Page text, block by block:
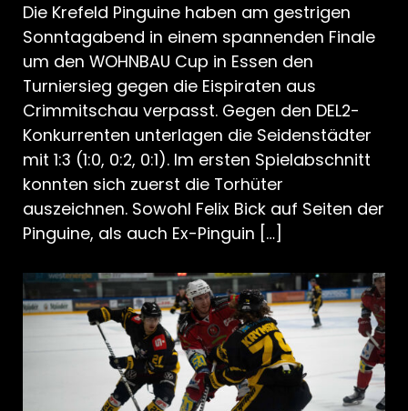
Die Krefeld Pinguine haben am gestrigen
Sonntagabend in einem spannenden Finale
um den WOHNBAU Cup in Essen den
Turniersieg gegen die Eispiraten aus
Crimmitschau verpasst. Gegen den DEL2-
Konkurrenten unterlagen die Seidenstädter
mit 1:3 (1:0, 0:2, 0:1). Im ersten Spielabschnitt
konnten sich zuerst die Torhüter
auszeichnen. Sowohl Felix Bick auf Seiten der
Pinguine, als auch Ex-Pinguin […]